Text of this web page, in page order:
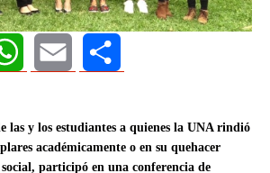
las y los estudiantes a quienes la UNA rindió
académicamente o en su quehacer
participó en una conferencia de